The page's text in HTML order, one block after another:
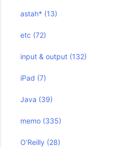
astah* (13)
etc (72)
input & output (132)
iPad (7)
Java (39)
memo (335)
O’Reilly (28)